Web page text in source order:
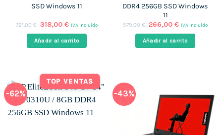
SSD Windows 11
721,00€ El
original
era:
318,00€El
actual
es:
IVA incluido
Añadir al carrito
DDR4 256GB SSD Windows
11
579,00€ El
original
era:
266,00€El
actual
es:
IVA incluido
Añadir al carrito
-62%
TOP VENTAS
-43%